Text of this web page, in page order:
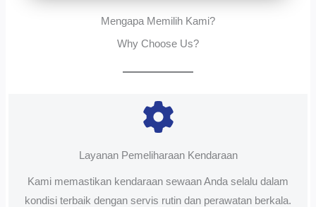
Mengapa Memilih Kami?
Why Choose Us?
Layanan Pemeliharaan Kendaraan
Kami memastikan kendaraan sewaan Anda selalu dalam
kondisi terbaik dengan servis rutin dan perawatan berkala.